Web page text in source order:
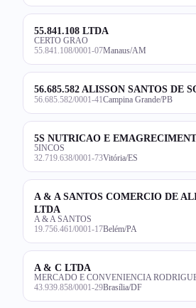
55.841.108 LTDA
CERTO GRAO
55.841.108/0001-07Manaus/AM
56.685.582 ALISSON SANTOS DE
56.685.582/0001-41 Campina Grande/PB
5S NUTRICAO E
5INCOS
32.719.638/0001-73Vitória/ES
A & A SANTOS COMERCIO DE
LTDA
A & A SANTOS
19.756.461/0001-17Belém/PA
A & C LTDA
MERCADO E CONVENIENCIA
43.939.858/0001-29Brasília/DF